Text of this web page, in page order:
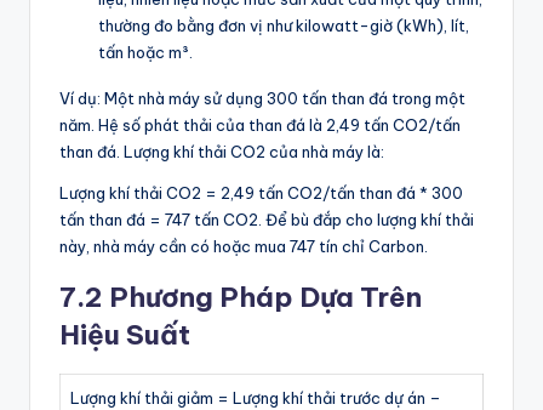
thường đo bằng đơn vị như kilowatt-giờ (kWh), lít,
tấn hoặc m³.
Ví dụ: Một nhà máy sử dụng 300 tấn than đá trong một
năm. Hệ số phát thải của than đá là 2,49 tấn CO2/tấn
than đá. Lượng khí thải CO2 của nhà máy là:
Lượng khí thải CO2 = 2,49 tấn CO2/tấn than đá * 300
tấn than đá = 747 tấn CO2. Để bù đắp cho lượng khí thải
này, nhà máy cần có hoặc mua 747 tín chỉ Carbon.
7.2 Phương Pháp Dựa Trên
Hiệu Suất
Lượng khí thải giảm = Lượng khí thải trước dự án –